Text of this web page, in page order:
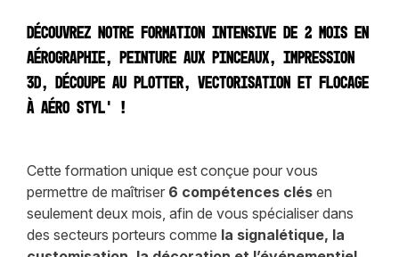
Découvrez notre formation intensive de 2 mois en
aérographie, peinture aux pinceaux, impression
3D, découpe au plotter, vectorisation et flocage
à Aéro Styl’ !
Cette formation unique est conçue pour vous
permettre de maîtriser 6 compétences clésen
seulement deux mois, afin de vous spécialiser dans
des secteurs porteurs comme la signalétique, la